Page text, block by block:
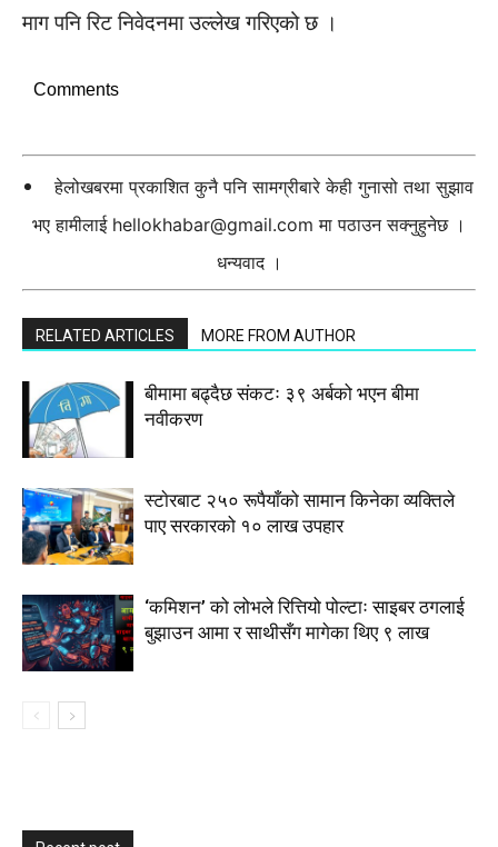
माग पनि रिट निवेदनमा उल्लेख गरिएको छ ।
Comments
हेलोखबरमा प्रकाशित कुनै पनि सामग्रीबारे केही गुनासो तथा सुझाव
भए हामीलाई hellokhabar@gmail.com मा पठाउन सक्नुहुनेछ ।
धन्यवाद ।
RELATED ARTICLES MORE FROM AUTHOR
बीमामा बढ्दैछ संकटः ३९ अर्बको भएन बीमा
नवीकरण
स्टाेरबाट २५० रूपैयाँको सामान किनेका व्यक्तिले
पाए सरकारको १० लाख उपहार
‘कमिशन’ को लोभले रित्तियो पोल्टाः साइबर ठगलाई
बुझाउन आमा र साथीसँग मागेका थिए ९ लाख